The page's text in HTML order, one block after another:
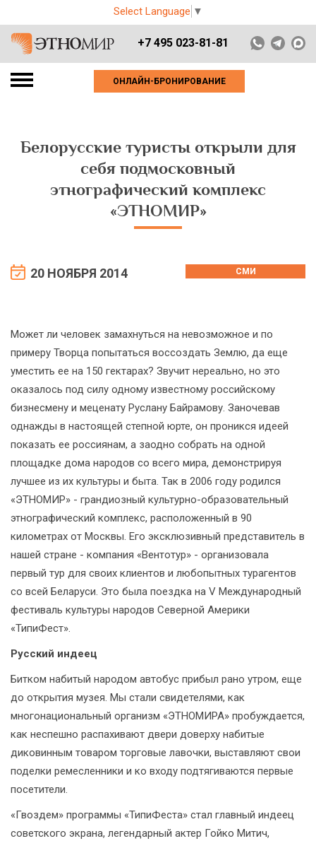
Select Language ▼
+7 495 023-81-81
ОНЛАЙН-БРОНИРОВАНИЕ
Белорусские туристы открыли для
себя подмосковный
этнографический комплекс
«ЭТНОМИР»
20 НОЯБРЯ 2014 СМИ
Может ли человек замахнуться на невозможное и по
примеру Творца попытаться воссоздать Землю, да еще
уместить ее на 150 гектарах? Звучит нереально, но это
оказалось под силу одному известному российскому
бизнесмену и меценату Руслану Байрамову. Заночевав
однажды в настоящей степной юрте, он проникся идеей
показать ее россиянам, а заодно собрать на одной
площадке дома народов со всего мира, демонстрируя
лучшее из их культуры и быта. Так в 2006 году родился
«ЭТНОМИР» - грандиозный культурно-образовательный
этнографический комплекс, расположенный в 90
километрах от Москвы. Его эксклюзивный представитель в
нашей стране - компания «Вентотур» - организовала
первый тур для своих клиентов и любопытных турагентов
со всей Беларуси. Это была поездка на V Международный
фестиваль культуры народов Северной Америки
«ТипиФест».
Русский индеец
Битком набитый народом автобус прибыл рано утром, еще
до открытия музея. Мы стали свидетелями, как
многонациональный организм «ЭТНОМИРА» пробуждается,
как неспешно распахивают двери доверху набитые
диковинным товаром торговые лавочки, выставляют свои
поделки ремесленники и ко входу подтягиваются первые
посетители.
«Гвоздем» программы «ТипиФеста» стал главный индеец
советского экрана, легендарный актер Гойко Митич,